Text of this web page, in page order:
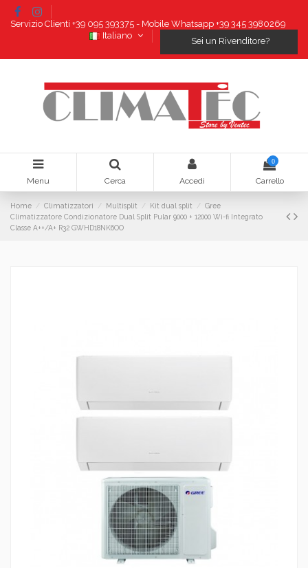
Servizio Clienti +39 095 393375 - Mobile Whatsapp +39 345 3980269
Italiano
Sei un Rivenditore?
Menu Cerca Accedi
0
Carrello
Home Climatizzatori Multisplit Kit dual split
Gree
Climatizzatore Condizionatore Dual Split Pular 9000 + 12000 Wi-fi Integrato
Classe A++/A+ R32 GWHD18NK6OO